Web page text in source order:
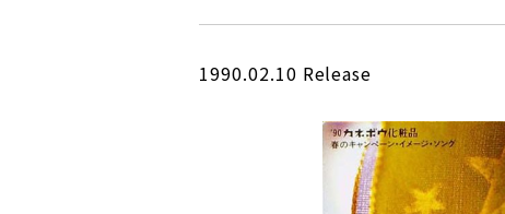
1990.02.10 Release